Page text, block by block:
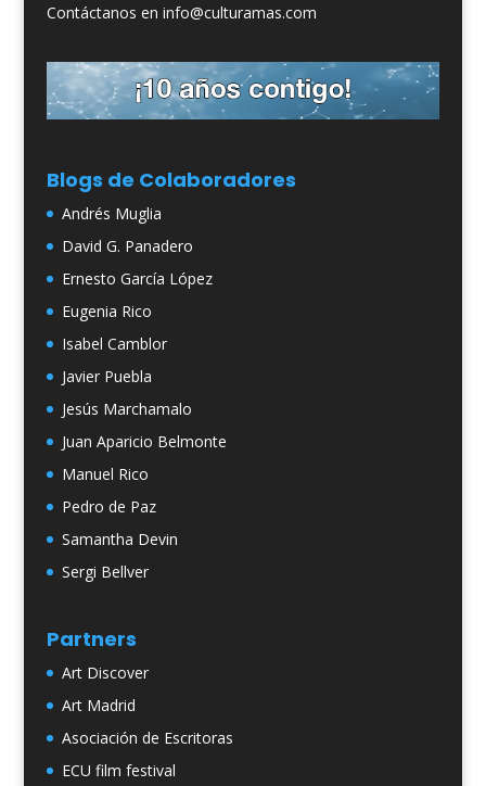
Contáctanos en info@culturamas.com
Blogs de Colaboradores
Andrés Muglia
David G. Panadero
Ernesto García López
Eugenia Rico
Isabel Camblor
Javier Puebla
Jesús Marchamalo
Juan Aparicio Belmonte
Manuel Rico
Pedro de Paz
Samantha Devin
Sergi Bellver
Partners
Art Discover
Art Madrid
Asociación de Escritoras
ECU film festival